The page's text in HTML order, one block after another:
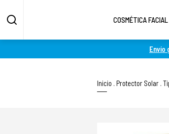
Envío
COSMÉTICA FACIAL
Inicio Protector Solar